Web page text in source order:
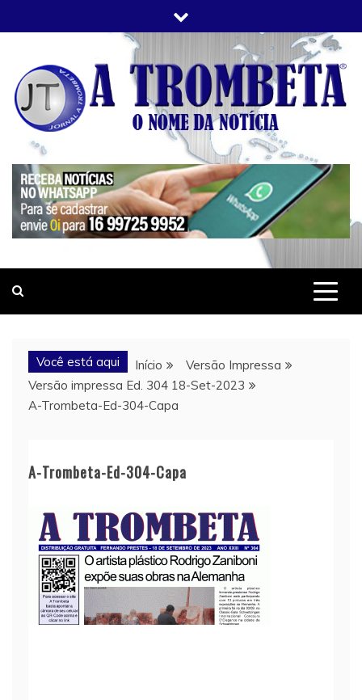
to
JORNAL A TROMBETA
O Nome da Notícia
Você está aqui Início
Versão Impressa
Versão impressa Ed. 304 18-Set-2023
A-Trombeta-Ed-304-Capa
A-Trombeta-Ed-304-Capa